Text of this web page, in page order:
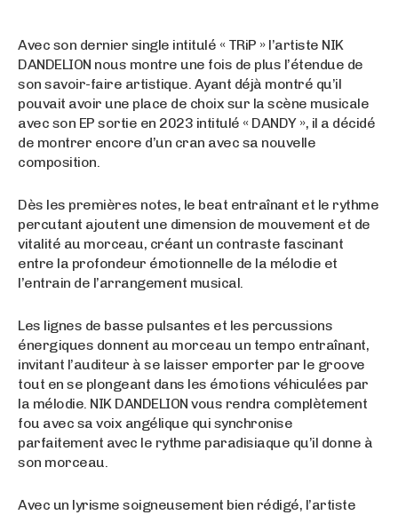
Avec son dernier single intitulé « TRiP » l’artiste NIK
DANDELION nous montre une fois de plus l’étendue de
son savoir-faire artistique. Ayant déjà montré qu’il
pouvait avoir une place de choix sur la scène musicale
avec son EP sortie en 2023 intitulé « DANDY », il a décidé
de montrer encore d’un cran avec sa nouvelle
composition.
Dès les premières notes, le beat entraînant et le rythme
percutant ajoutent une dimension de mouvement et de
vitalité au morceau, créant un contraste fascinant
entre la profondeur émotionnelle de la mélodie et
l’entrain de l’arrangement musical.
Les lignes de basse pulsantes et les percussions
énergiques donnent au morceau un tempo entraînant,
invitant l’auditeur à se laisser emporter par le groove
tout en se plongeant dans les émotions véhiculées par
la mélodie. NIK DANDELION vous rendra complètement
fou avec sa voix angélique qui synchronise
parfaitement avec le rythme paradisiaque qu’il donne à
son morceau.
Avec un lyrisme soigneusement bien rédigé, l’artiste